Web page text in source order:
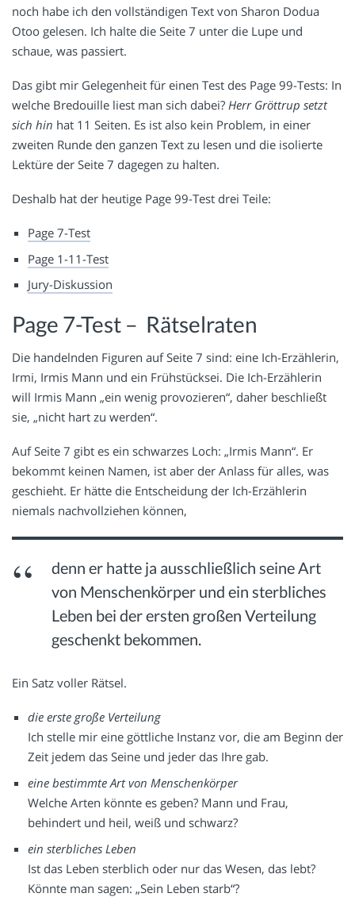
noch habe ich den vollständigen Text von Sharon Dodua
Otoo gelesen. Ich halte die Seite 7 unter die Lupe und
schaue, was passiert.
Das gibt mir Gelegenheit für einen Test des Page 99-Tests: In
welche Bredouille liest man sich dabei? Herr Gröttrup setzt
sich hin hat 11 Seiten. Es ist also kein Problem, in einer
zweiten Runde den ganzen Text zu lesen und die isolierte
Lektüre der Seite 7 dagegen zu halten.
Deshalb hat der heutige Page 99-Test drei Teile:
Page 7-Test
Page 1-11-Test
Jury-Diskussion
Page 7-Test – Rätselraten
Die handelnden Figuren auf Seite 7 sind: eine Ich-Erzählerin,
Irmi, Irmis Mann und ein Frühstücksei. Die Ich-Erzählerin
will Irmis Mann „ein wenig provozieren“, daher beschließt
sie, „nicht hart zu werden“.
Auf Seite 7 gibt es ein schwarzes Loch: „Irmis Mann“. Er
bekommt keinen Namen, ist aber der Anlass für alles, was
geschieht. Er hätte die Entscheidung der Ich-Erzählerin
niemals nachvollziehen können,
denn er hatte ja ausschließlich seine Art
von Menschenkörper und ein sterbliches
Leben bei der ersten großen Verteilung
geschenkt bekommen.
Ein Satz voller Rätsel.
die erste große Verteilung
Ich stelle mir eine göttliche Instanz vor, die am Beginn der
Zeit jedem das Seine und jeder das Ihre gab.
eine bestimmte Art von Menschenkörper
Welche Arten könnte es geben? Mann und Frau,
behindert und heil, weiß und schwarz?
ein sterbliches Leben
Ist das Leben sterblich oder nur das Wesen, das lebt?
Könnte man sagen: „Sein Leben starb“?